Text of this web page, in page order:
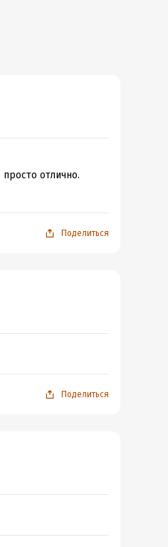
отлично.
Поделиться
Поделиться